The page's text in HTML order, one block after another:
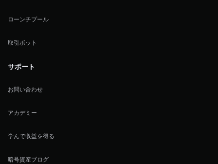
ローンチプール
取引ボット
サポート
お問い合わせ
アカデミー
学んで収益を得る
暗号資産ブログ